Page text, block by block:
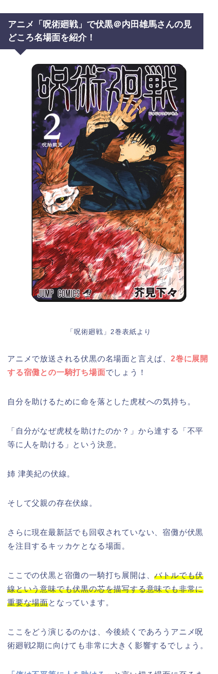
アニメ「呪術廻戦」で伏黒＠内田雄馬さんの見
どころ名場面を紹介！
「呪術廻戦」2巻表紙より
アニメで放送される伏黒の名場面と言えば、 2巻に展開
する宿儺との一騎打ち場面でしょう！
自分を助けるために命を落とした虎杖への気持ち。
「自分がなぜ虎杖を助けたのか？」から達する「不平
等に人を助ける」という決意。
姉 津美紀の伏線。
そして父親の存在伏線。
さらに現在最新話でも回収されていない、宿儺が伏黒
を注目するキッカケとなる場面。
ここでの伏黒と宿儺の一騎打ち展開は、バトルでも伏
線という意味でも伏黒の芯を描写する意味でも非常に
重要な場面となっています。
ここをどう演じるのかは、今後続くであろうアニメ呪
術廻戦2期に向けても非常に大きく影響するでしょう。